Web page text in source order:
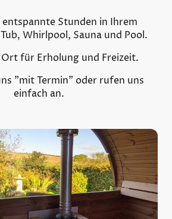
entspannte Stunden in Ihrem
Whirlpool, Sauna und Pool.
für Erholung und Freizeit.
"mit Termin" oder rufen uns
einfach an.